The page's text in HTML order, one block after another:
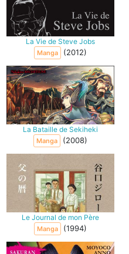
La Vie de Steve Jobs
Manga (2012)
La Bataille de Sekiheki
Manga (2008)
Le Journal de mon Père
Manga (1994)